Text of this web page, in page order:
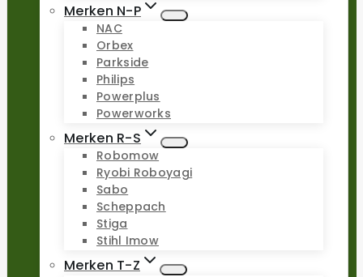
Merken N-P
NAC
Orbex
Parkside
Philips
Powerplus
Powerworks
Merken R-S
Robomow
Ryobi Roboyagi
Sabo
Scheppach
Stiga
Stihl Imow
Merken T-Z